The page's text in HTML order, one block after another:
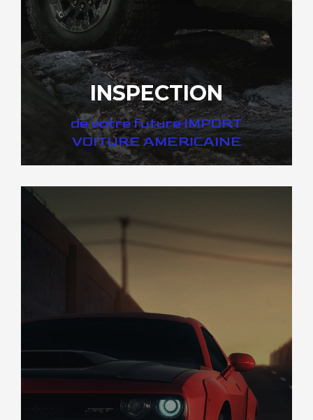
INSPECTION
de votre future IMPORT
VOITURE AMERICAINE
DÉCOUVREZ VOTRE INSPECTION AUTO USA